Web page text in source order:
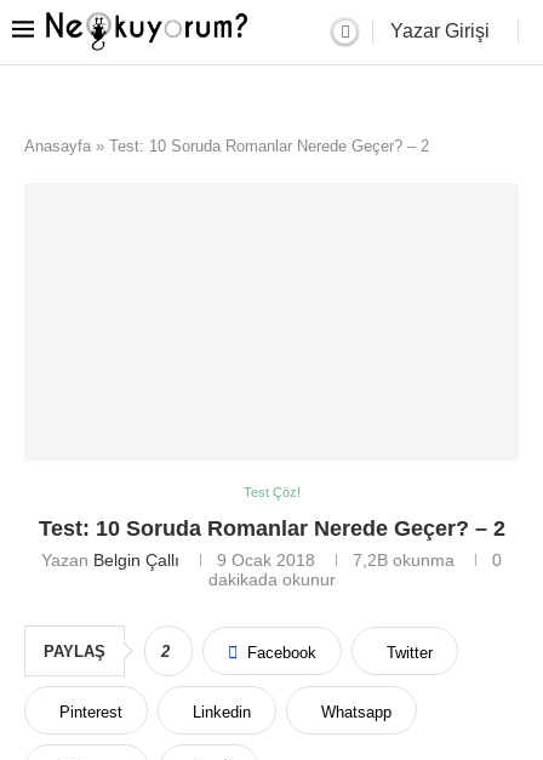
Yazar Girişi
Anasayfa » Test: 10 Soruda Romanlar Nerede Geçer? – 2
Test Çöz!
Test: 10 Soruda Romanlar Nerede Geçer? – 2
Yazan Belgin Çallı 9 Ocak 2018 7,2B okunma
0
dakikada okunur
PAYLAŞ 2 Facebook Twitter
Pinterest Linkedin Whatsapp